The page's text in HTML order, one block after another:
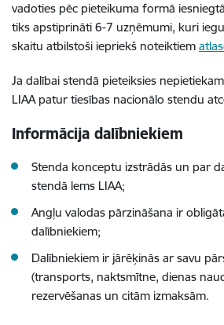
vadoties pēc pieteikuma formā
tiks apstiprināti 6-7 uzņēmumi, kuri
skaitu atbilstoši iepriekš noteiktiem
Ja dalībai stendā pieteiksies
LIAA patur tiesības nacionālo stendu
Informācija dalībniekiem
Stenda konceptu izstrādās un par
stendā lems LIAA;
Angļu valodas pārzināšana ir
dalībniekiem;
Dalībniekiem ir jārēķinās ar savu
(transports, naktsmītne, dienas
rezervēšanas un citām izmaksām.